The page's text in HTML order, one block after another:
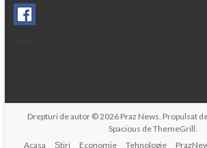
Drepturi de autor © 2026 Praz News. Propulsat
Spacious deThemeGrill.
Acasa
Ştiri Economie Tehnologie